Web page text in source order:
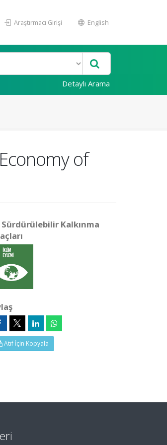
Araştırmacı Girişi English
Detaylı Arama
of
Sürdürülebilir Kalkınma
Atıf İçin Kopyala